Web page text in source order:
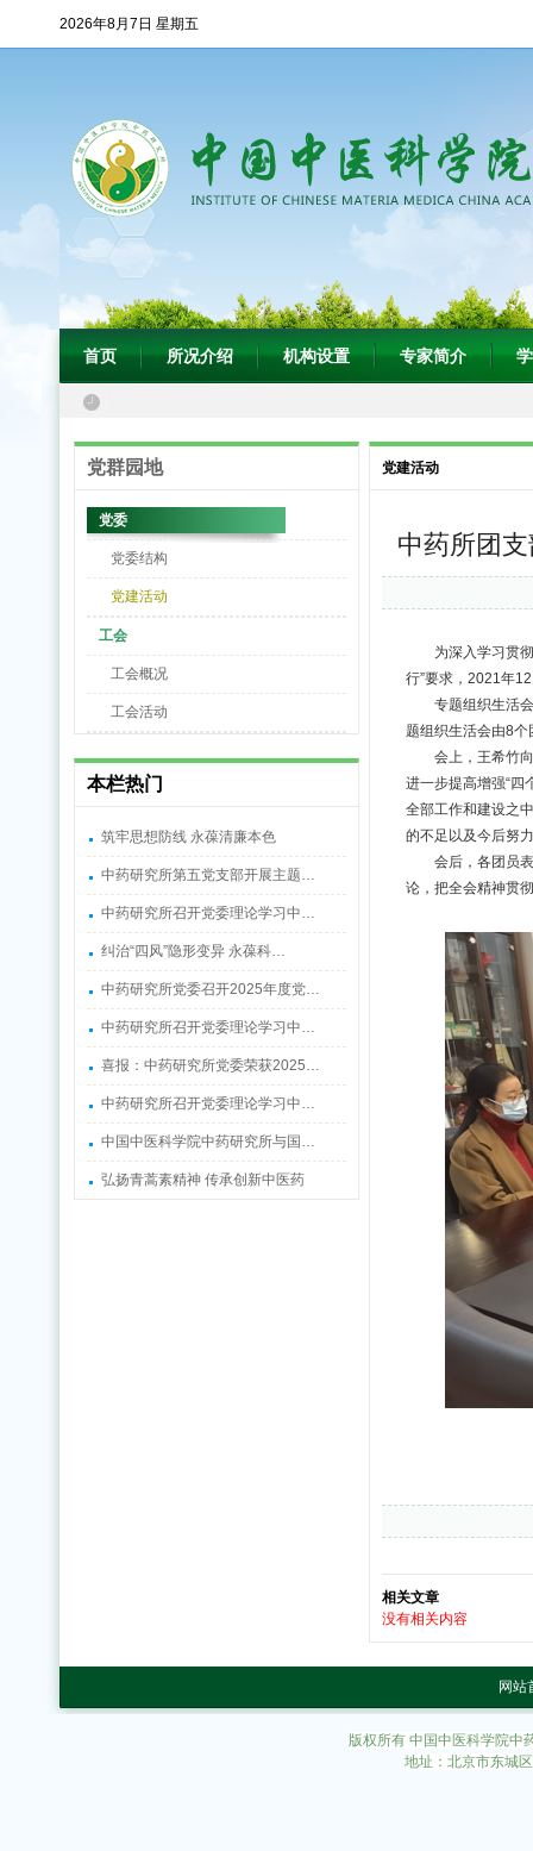
2026年8月7日 星期五
首页 所况介绍 机构设置 专家简介
党群园地
党委
党委结构
党建活动
工会
工会概况
工会活动
本栏热门
筑牢思想防线 永葆清廉本色
中药研究所第五党支部开展主题…
中药研究所召开党委理论学习中…
纠治“四风”隐形变异 永葆科…
中药研究所党委召开2025年度党…
中药研究所召开党委理论学习中…
喜报：中药研究所党委荣获2025…
中药研究所召开党委理论学习中…
中国中医科学院中药研究所与国…
弘扬青蒿素精神 传承创新中医药
党建活动
中药所团
为深入学习贯
行”要求，2021年
专题组织生活
题组织生活会由8
会上，王希竹
进一步提高增强“四
全部工作和建设之
的不足以及今后努
会后，各团员
论，把全会精神贯
相关文章
没有相关内容
网站
版权所有 中国中医科学院中
地址：北京市东城